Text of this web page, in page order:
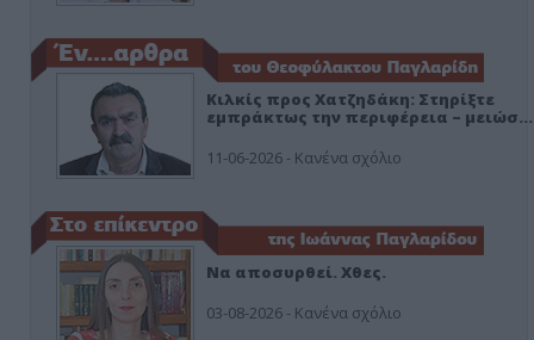
Κιλκίς προς Χατζηδάκη: Στηρίξτε
εμπράκτως την περιφέρεια – μειώσ…
11-06-2026 - Κανένα σχόλιο
Να αποσυρθεί. Χθες.
03-08-2026 - Κανένα σχόλιο